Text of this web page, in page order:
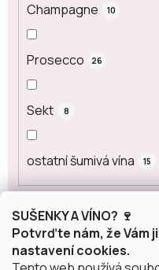
SUŠENKY A VÍNO? 🍷
Potvrďte nám, že Vám
nastavení cookies.
Champagne 10
Prosecco 26
Sekt 8
ostatní šumivá vína 15
Obsah alkoholu
0 % 5